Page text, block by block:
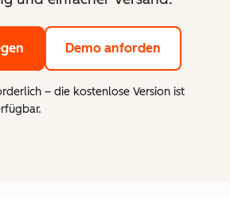
Demo anforden
– die kostenlose Version ist